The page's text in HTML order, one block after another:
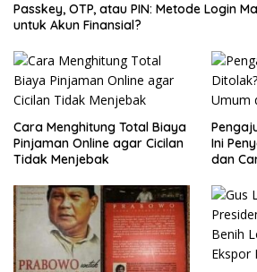
Passkey, OTP, atau PIN: Metode Login
untuk Akun Finansial?
Cara Menghitung Total Biaya
Pinjaman Online agar Cicilan
Tidak Menjebak
Ini
dan